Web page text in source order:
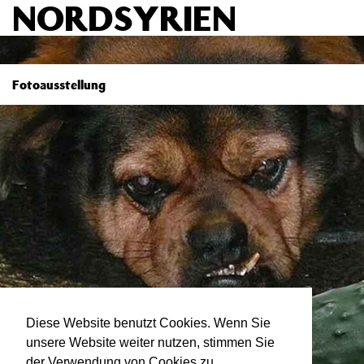
Diese Website benutzt Cookies. Wenn Sie
unsere Website weiter nutzen, stimmen Sie
NORDSYRIEN
Fotoausstellung